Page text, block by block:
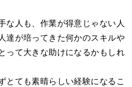
な人も、作業が得意じゃない人
達が培ってきた何かのスキルや
って大きな助けになるかもしれ
とても素晴らしい経験になるこ